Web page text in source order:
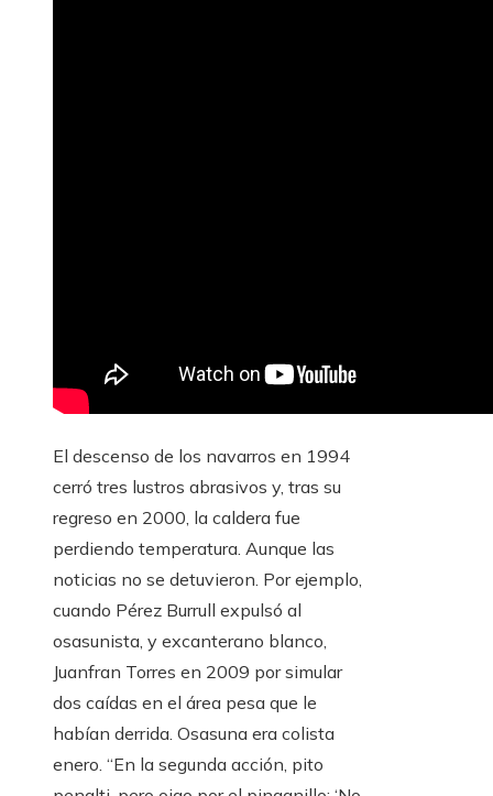
El descenso de los navarros en 1994
cerró tres lustros abrasivos y, tras su
regreso en 2000, la caldera fue
perdiendo temperatura. Aunque las
noticias no se detuvieron. Por ejemplo,
cuando Pérez Burrull expulsó al
osasunista, y excanterano blanco,
Juanfran Torres en 2009 por simular
dos caídas en el área pesa que le
habían derrida. Osasuna era colista
enero. “En la segunda acción, pito